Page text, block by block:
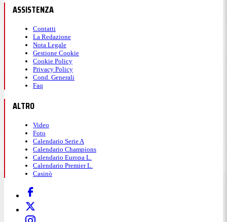
ASSISTENZA
Contatti
La Redazione
Nota Legale
Gestione Cookie
Cookie Policy
Privacy Policy
Cond. Generali
Faq
ALTRO
Video
Foto
Calendario Serie A
Calendario Champions
Calendario Europa L.
Calendario Premier L.
Casinò